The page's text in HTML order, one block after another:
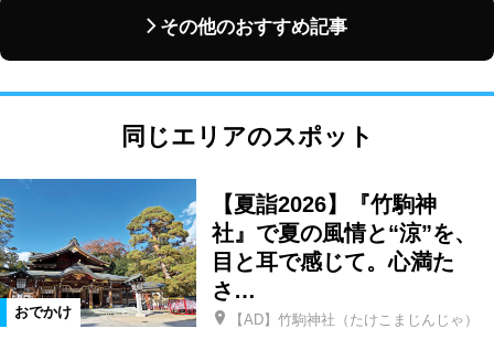
その他のおすすめ記事
同じエリアのスポット
おでかけ
【夏詣2026】『竹駒神
社』で夏の風情と“涼”を、
目と耳で感じて。心満た
さ…
【AD】竹駒神社（たけこまじんじゃ）